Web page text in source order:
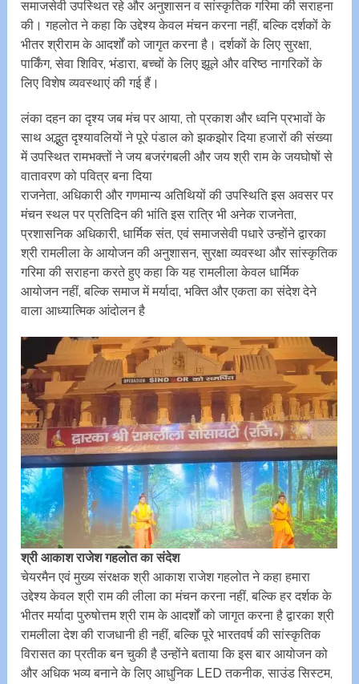
समाजसेवी उपस्थित रहे और अनुशासन व सांस्कृतिक गरिमा की सराहना
की। गहलोत ने कहा कि उद्देश्य केवल मंचन करना नहीं, बल्कि दर्शकों के
भीतर श्रीराम के आदर्शों को जागृत करना है। दर्शकों के लिए सुरक्षा,
पार्किंग, सेवा शिविर, भंडारा, बच्चों के लिए झूले और वरिष्ठ नागरिकों के
लिए विशेष व्यवस्थाएं की गई हैं।
लंका दहन का दृश्य जब मंच पर आया, तो प्रकाश और ध्वनि प्रभावों के
साथ अद्भुत दृश्यावलियों ने पूरे पंडाल को झकझोर दिया हजारों की संख्या
में उपस्थित रामभक्तों ने जय बजरंगबली और जय श्री राम के जयघोषों से
वातावरण को पवित्र बना दिया
राजनेता, अधिकारी और गणमान्य अतिथियों की उपस्थिति इस अवसर पर
मंचन स्थल पर प्रतिदिन की भांति इस रात्रि भी अनेक राजनेता,
प्रशासनिक अधिकारी, धार्मिक संत, एवं समाजसेवी पधारे उन्होंने द्वारका
श्री रामलीला के आयोजन की अनुशासन, सुरक्षा व्यवस्था और सांस्कृतिक
गरिमा की सराहना करते हुए कहा कि यह रामलीला केवल धार्मिक
आयोजन नहीं, बल्कि समाज में मर्यादा, भक्ति और एकता का संदेश देने
वाला आध्यात्मिक आंदोलन है
श्री आकाश राजेश गहलोत का संदेश
चेयरमैन एवं मुख्य संरक्षक श्री आकाश राजेश गहलोत ने कहा हमारा
उद्देश्य केवल श्री राम की लीला का मंचन करना नहीं, बल्कि हर दर्शक के
भीतर मर्यादा पुरुषोत्तम श्री राम के आदर्शों को जागृत करना है द्वारका श्री
रामलीला देश की राजधानी ही नहीं, बल्कि पूरे भारतवर्ष की सांस्कृतिक
विरासत का प्रतीक बन चुकी है उन्होंने बताया कि इस बार आयोजन को
और अधिक भव्य बनाने के लिए आधुनिक LED तकनीक, साउंड सिस्टम,